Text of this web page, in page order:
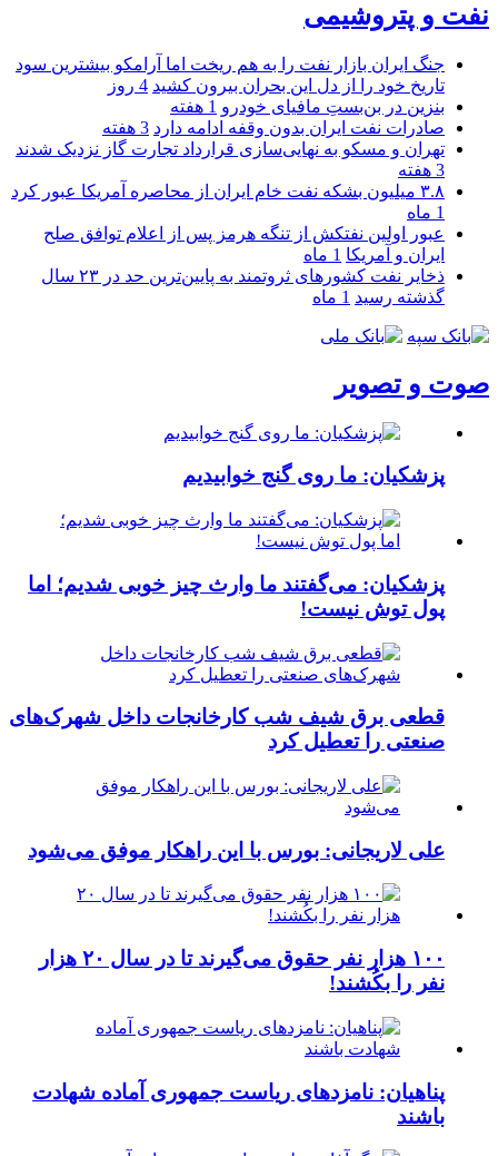
نفت و پتروشیمی
جنگ ایران بازار نفت را به هم ریخت اما آرامکو بیشترین سود
تاریخ خود را از دل این بحران بیرون کشید 4 روز
بنزین در بن‌بستِ مافیای خودرو 1 هفته
صادرات نفت ایران بدون وقفه ادامه دارد 3 هفته
تهران و مسکو به نهایی‌سازی قرارداد تجارت گاز نزدیک شدند
3 هفته
۳.۸ میلیون بشکه نفت خام ایران از محاصره آمریکا عبور کرد
1 ماه
عبور اولین نفتکش از تنگه هرمز پس از اعلام توافق صلح
ایران و آمریکا 1 ماه
ذخایر نفت کشورهای ثروتمند به پایین‌ترین حد در ۲۳ سال
گذشته رسید 1 ماه
صوت و تصویر
پزشکیان: ما روی گنج خوابیدیم
پزشکیان: می‌گفتند ما وارث چیز خوبی شدیم؛ اما
پول توش نیست!
قطعی برق شیف شب کارخانجات داخل شهرک‌های
صنعتی را تعطیل کرد
علی لاریجانی: بورس با این راهکار موفق می‌شود
۱۰۰ هزار نفر حقوق می‌گیرند تا در سال ۲۰ هزار
نفر را بکُشند!
پناهیان: نامزدهای ریاست جمهوری آماده شهادت
باشند